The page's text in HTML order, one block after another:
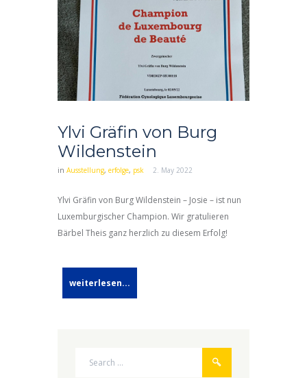
Ylvi Gräfin von Burg
Wildenstein
in Ausstellung, erfolge, psk 2. May 2022
Ylvi Gräfin von Burg Wildenstein – Josie – ist nun
Luxemburgischer Champion. Wir gratulieren
Bärbel Theis ganz herzlich zu diesem Erfolg!
weiterlesen...